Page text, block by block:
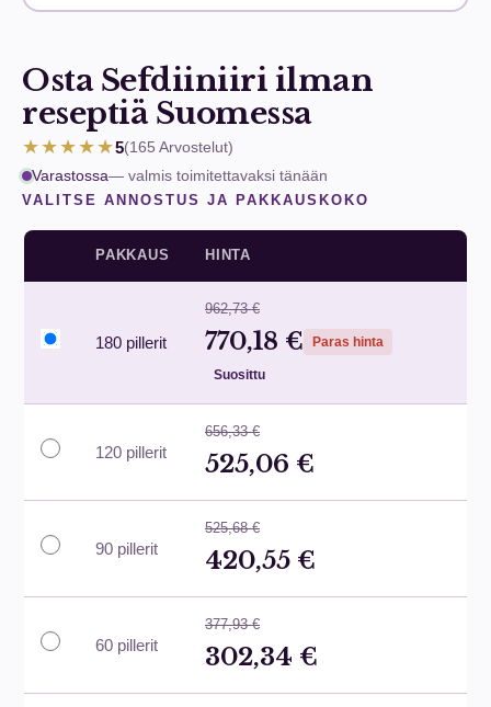
Osta Sefdiiniiri ilman
reseptiä Suomessa
★★★★★5(165 Arvostelut)
Varastossa— valmis toimitettavaksi tänään
VALITSE ANNOSTUS JA PAKKAUSKOKO
PAKKAUS HINTA
180 pillerit
962,73 €
770,18 € Paras hinta
Suosittu
120 pillerit
656,33 €
525,06 €
90 pillerit
525,68 €
420,55 €
60 pillerit
377,93 €
302,34 €